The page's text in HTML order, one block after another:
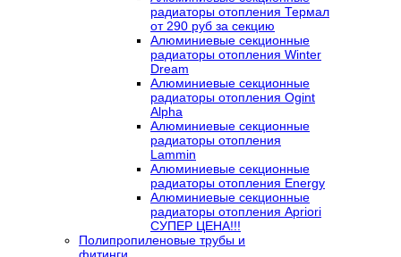
радиаторы отопления Термал
от 290 руб за секцию
Алюминиевые секционные
радиаторы отопления Winter
Dream
Алюминиевые секционные
радиаторы отопления Ogint
Alpha
Алюминиевые секционные
радиаторы отопления
Lammin
Алюминиевые секционные
радиаторы отопления Energy
Алюминиевые секционные
радиаторы отопления Apriori
СУПЕР ЦЕНА!!!
Полипропиленовые трубы и